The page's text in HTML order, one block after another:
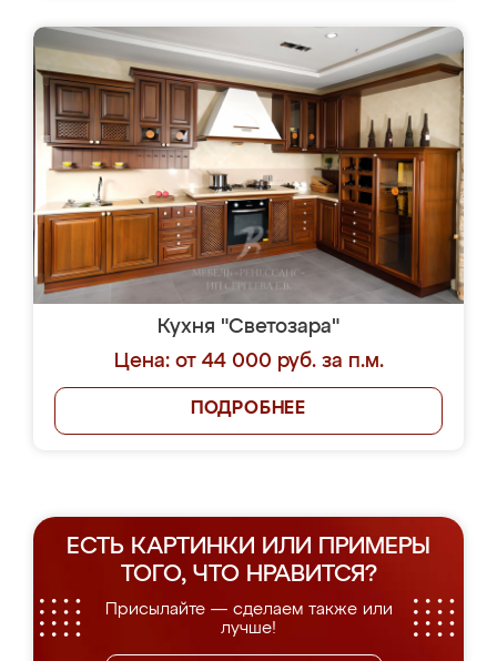
Кухня "Светозара"
Цена: от 44 000 руб. за п.м.
ПОДРОБНЕЕ
ЕСТЬ КАРТИНКИ ИЛИ ПРИМЕРЫ
ТОГО, ЧТО НРАВИТСЯ?
Присылайте — сделаем также или
лучше!